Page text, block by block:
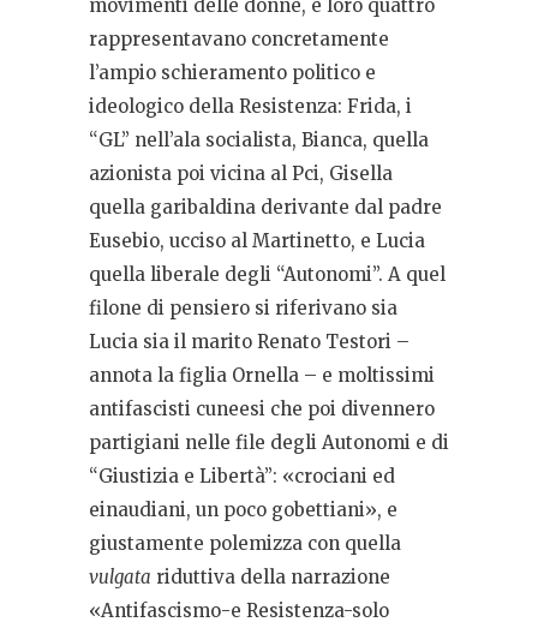
movimenti delle donne, e loro quattro
rappresentavano concretamente
l’ampio schieramento politico e
ideologico della Resistenza: Frida, i
“GL” nell’ala socialista, Bianca, quella
azionista poi vicina al Pci, Gisella
quella garibaldina derivante dal padre
Eusebio, ucciso al Martinetto, e Lucia
quella liberale degli “Autonomi”. A quel
filone di pensiero si riferivano sia
Lucia sia il marito Renato Testori –
annota la figlia Ornella – e moltissimi
antifascisti cuneesi che poi divennero
partigiani nelle file degli Autonomi e di
“Giustizia e Libertà”: «crociani ed
einaudiani, un poco gobettiani», e
giustamente polemizza con quella
vulgata riduttiva della narrazione
«Antifascismo-e Resistenza-solo